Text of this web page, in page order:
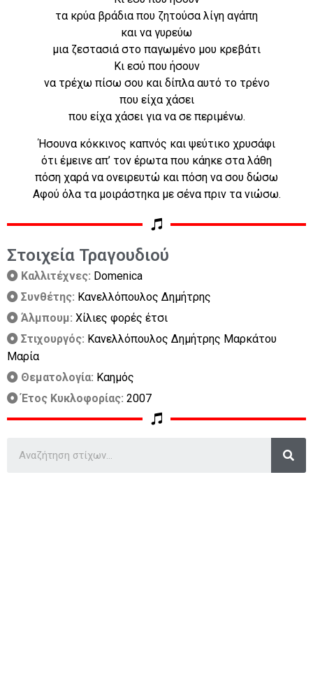
τα κρύα βράδια που ζητούσα λίγη αγάπη
και να γυρεύω
μια ζεστασιά στο παγωμένο μου κρεβάτι
Κι εσύ που ήσουν
να τρέχω πίσω σου και δίπλα αυτό το τρένο
που είχα χάσει
που είχα χάσει για να σε περιμένω.
Ήσουνα κόκκινος καπνός και ψεύτικο χρυσάφι
ότι έμεινε απ’ τον έρωτα που κάηκε στα λάθη
πόση χαρά να ονειρευτώ και πόση να σου δώσω
Αφού όλα τα μοιράστηκα με σένα πριν τα νιώσω.
Στοιχεία Τραγουδιού
Καλλιτέχνες: Domenica
Συνθέτης: Κανελλόπουλος Δημήτρης
Άλμπουμ: Χίλιες φορές έτσι
Στιχουργός: Κανελλόπουλος Δημήτρης Μαρκάτου
Μαρία
Θεματολογία: Καημός
Έτος Κυκλοφορίας: 2007